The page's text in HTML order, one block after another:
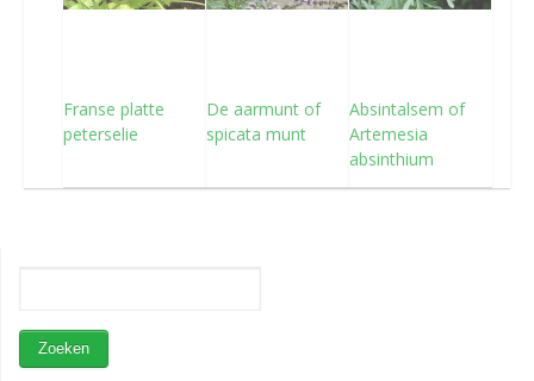
Franse platte
peterselie
De aarmunt of
spicata munt
Absintalsem of
Artemesia
absinthium